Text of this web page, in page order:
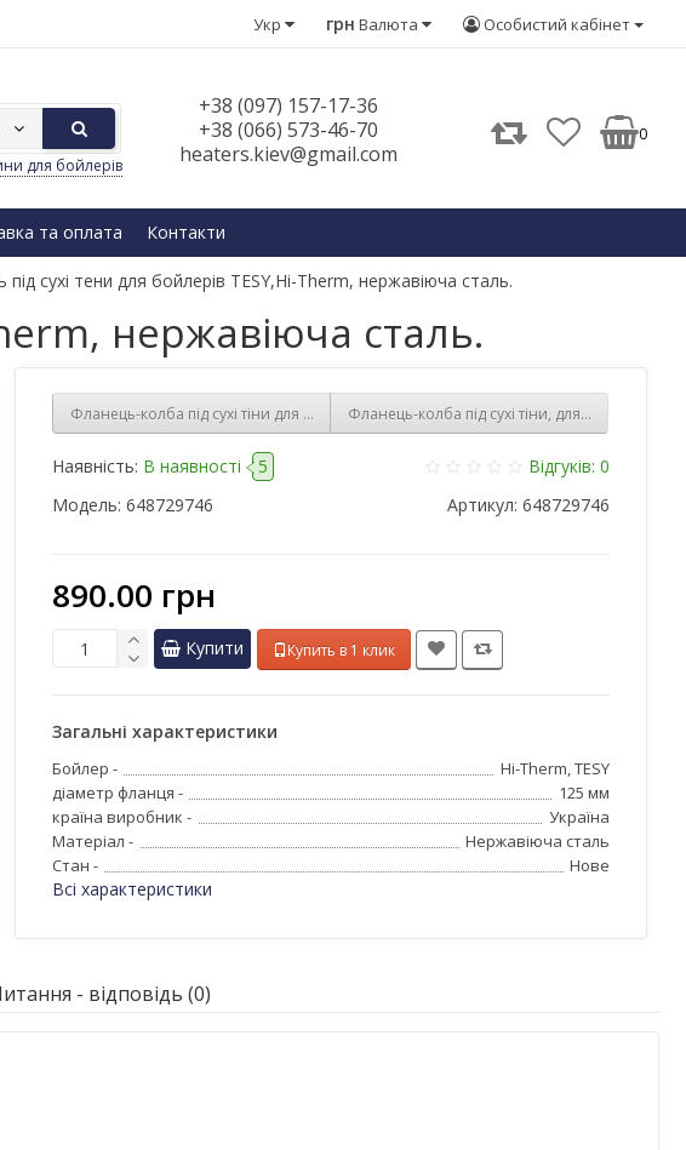
Особистий кабінет
грн Валюта
Укр
+38 (097) 157-17-36
+38 (066) 573-46-70
heaters.kiev@gmail.com
для бойлерів
0
та оплата Контакти
під сухі тени для бойлерів TESY,Hi-Therm, нержавіюча сталь.
нержавіюча сталь.
Фланець-колба під сухі тіни для бойлера Electrolux, Termal, Fagor, нержавіюча сталь
Фланець-колба під сухі тіни, для хворіла
Наявність: В наявності 5
Відгуків: 0
Модель: 648729746 Артикул: 648729746
890.00 грн
Купити Купить в 1 клик
Загальні характеристики
Бойлер -
Hi-Therm, TESY
діаметр фланця -
125 мм
країна виробник -
Україна
Матеріал -
Нержавіюча сталь
Стан -
Нове
Всі характеристики
- відповідь (0)